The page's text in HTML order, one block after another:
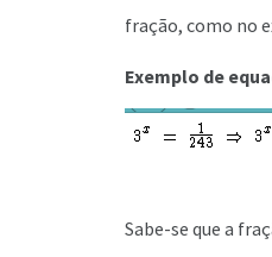
fração, como no
Exemplo de
Sabe-se que a